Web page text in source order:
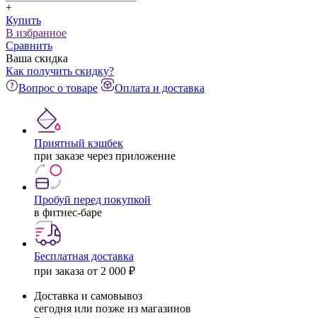
+
Купить
В избранное
Сравнить
Ваша скидка
Как получить скидку?
Вопрос о товаре
Оплата и доставка
Приятный кэшбек
при заказе через приложение
Пробуй перед покупкой
в фитнес-баре
Бесплатная доставка
при заказа от 2 000 ₽
Доставка и самовывоз
сегодня или позже из магазинов